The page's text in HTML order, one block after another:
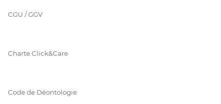
CGU / GGV
Charte Click&Care
Code de Déontologie